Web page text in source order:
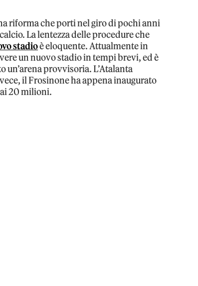
riforma che porti nel giro di pochi anni
La lentezza delle procedure che
stadioè eloquente. Attualmente in
un nuovo stadio in tempi brevi, ed è
un’arena provvisoria. L’Atalanta
il Frosinone ha appena inaugurato
20 milioni.